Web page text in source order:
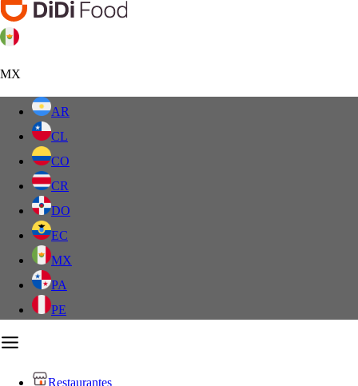
MX
AR
CL
CO
CR
DO
EC
MX
PA
PE
Restaurantes